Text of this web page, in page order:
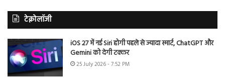
टेक्नोलॉजी
iOS 27 में नई Siri होगी पहले से ज्यादा स्मार्ट, ChatGPT और
Gemini को देगी टक्कर
25 July 2026 - 7:52 PM